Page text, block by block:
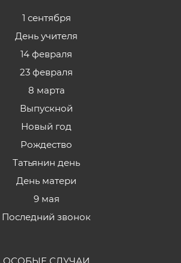
1 сентября
День учителя
14 февраля
23 февраля
8 марта
Выпускной
Новый год
Рождество
Татьянин день
День матери
9 мая
Последний звонок